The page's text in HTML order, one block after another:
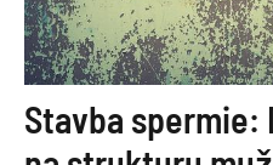
Stavba spermie: